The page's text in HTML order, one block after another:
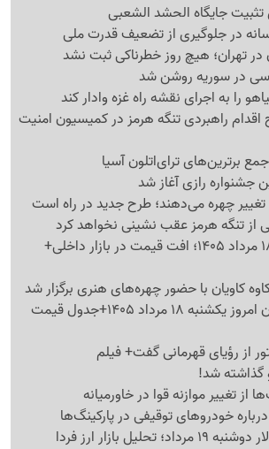
تثبیت جایگاه الحشد الشعبی
در جلوگیری از تضعیف قدرت ملی
تهران؛ هیچ روز خطرناکی ثبت نشد
در سوریه روشن شد
را به اجرای نقشه راه غزه وادار کند
راهبردی تنگه هرمز در کمیسیون امنیت
برترین‌های ترای‌اتلون آسیا
جشنواره رازی آغاز شد
چهره می‌دهند؛ طرح جدید در راه است
از تنگه هرمز عقب نشینی نخواهد کرد
قیمت نقره امروز 18 مرداد 1405؛ افت قیمت در بازار داخلی+
کاویان با حضور چهره‌های هنری برگزار شد
قیمت سکه پارسیان امروز یکشنبه 18 مرداد 1405+جدول قیمت
از رؤیای قهرمانی گفت+ فیلم
گذاشته شد!
تغییر موازنه قوا در خاورمیانه
خودروهای توقیفی در پارکینگ‌ها
بازار ارز فردا